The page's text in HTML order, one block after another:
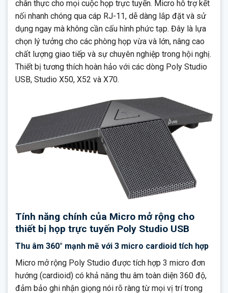
chân thực cho mọi cuộc họp trực tuyến. Micro hỗ trợ kết
nối nhanh chóng qua cáp RJ-11, dễ dàng lắp đặt và sử
dụng ngay mà không cần cấu hình phức tạp. Đây là lựa
chọn lý tưởng cho các phòng họp vừa và lớn, nâng cao
chất lượng giao tiếp và sự chuyên nghiệp trong hội nghị.
Thiết bị tương thích hoàn hảo với các dòng Poly Studio
USB, Studio X50, X52 và X70.
Tính năng chính của Micro mở rộng cho
thiết bị họp trực tuyến Poly Studio USB
Thu âm 360° mạnh mẽ với 3 micro cardioid tích hợp
Micro mở rộng Poly Studio được tích hợp 3 micro đơn
hướng (cardioid) có khả năng thu âm toàn diện 360 độ,
đảm bảo ghi nhận giọng nói rõ ràng từ mọi vị trí trong